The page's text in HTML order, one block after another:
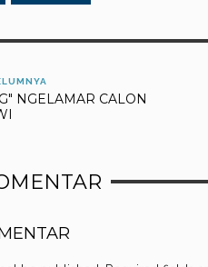
NGELAMAR CALON